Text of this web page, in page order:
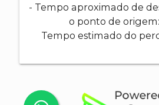
- Tempo aproximado de
o ponto de
Tempo estimado do